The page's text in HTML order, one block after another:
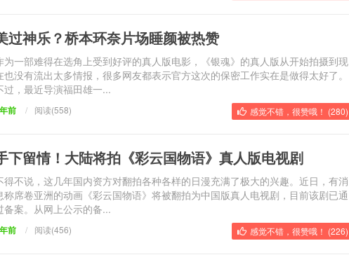
过神乐？桥本环奈片场睡颜被热赞
为一部难得在选角上受到好评的真人版电影，《银魂》的真人版从开始拍摄到现
也没有流出太多情报，很多网友都表示官方这次的保密工作实在是做得太好了。
过，最近导演福田雄一...
前 / 感觉不错，很赞哦！ (280)
阅读(558)
下留情！大陆将拍《彩云国物语》真人版电视剧
得不说，这几年国内资方对翻拍各种各样的日漫充满了极大的兴趣。近日，有消
称席卷亚洲的动画《彩云国物语》将被翻拍为中国版真人电视剧，目前该剧已通
备案。从网上公示的备...
前 / 感觉不错，很赞哦！ (226)
阅读(456)